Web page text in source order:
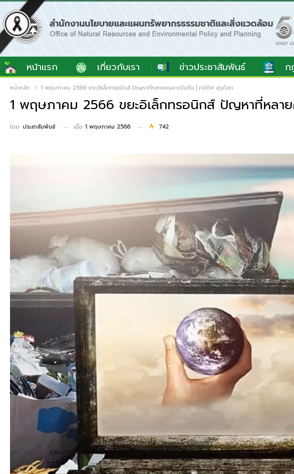
หน้าแรก เกี่ยวกับเรา ข่าวประชาสัมพันธ์ ก
หน้าหลัก 1 พฤษภาคม 2566 ขยะอิเล็กทรอนิกส์ ปัญหาที่หลายคนคาดไม่ถึง | กษิดิศ สุรดิลก
1 พฤษภาคม 2566 ขยะอิเล็กทรอนิกส์ ปัญหาที่หลา
โดย ประชาสัมพันธ์ เมื่อ 1 พฤษภาคม 2566 742